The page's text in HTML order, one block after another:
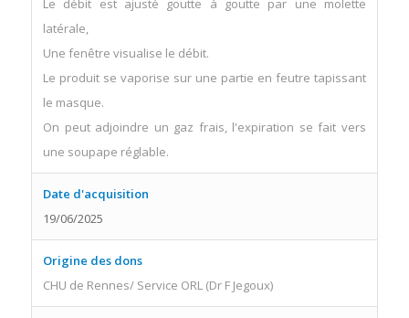
Le débit est ajusté goutte à goutte par une molette
latérale,
Une fenêtre visualise le débit.
Le produit se vaporise sur une partie en feutre tapissant
le masque.
On peut adjoindre un gaz frais, l'expiration se fait vers
une soupape réglable.
Date d'acquisition
19/06/2025
Origine des dons
CHU de Rennes/ Service ORL (Dr F Jegoux)